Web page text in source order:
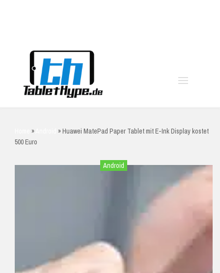
» »Huawei MatePad Paper Tablet mit E-Ink Display kostet
500 Euro
Android